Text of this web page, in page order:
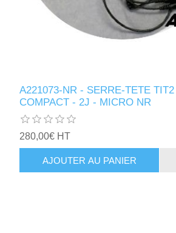
A221073-NR - SERRE-TETE
COMPACT - 2J - MICRO NR
280,00€ HT
AJOUTER AU PANIER